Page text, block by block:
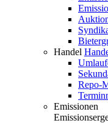
Handel
Repo-
Emissionen